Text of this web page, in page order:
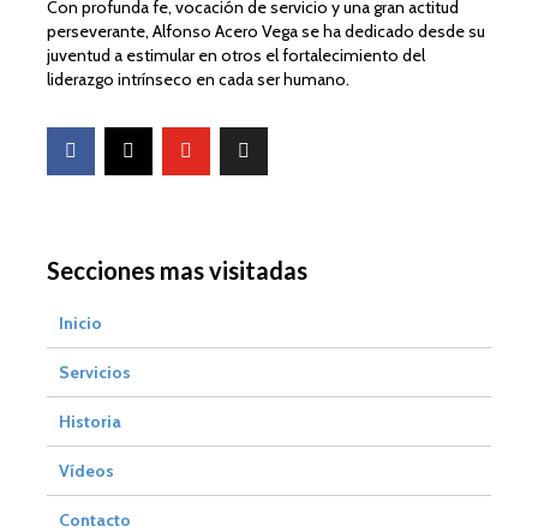
Con profunda fe, vocación de servicio y una gran actitud
perseverante, Alfonso Acero Vega se ha dedicado desde su
juventud a estimular en otros el fortalecimiento del
liderazgo intrínseco en cada ser humano.
Secciones mas visitadas
Inicio
Servicios
Historia
Vídeos
Contacto